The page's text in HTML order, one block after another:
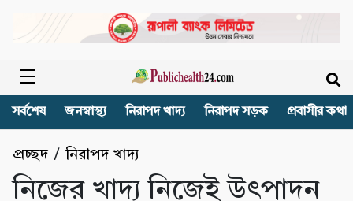
সর্বশেষ জনস্বাস্থ্য নিরাপদ খাদ্য নিরাপদ সড়ক প্রবাসীর কথা
প্রচ্ছদ /নিরাপদ খাদ্য
নিজের খাদ্য নিজেই উৎপাদন